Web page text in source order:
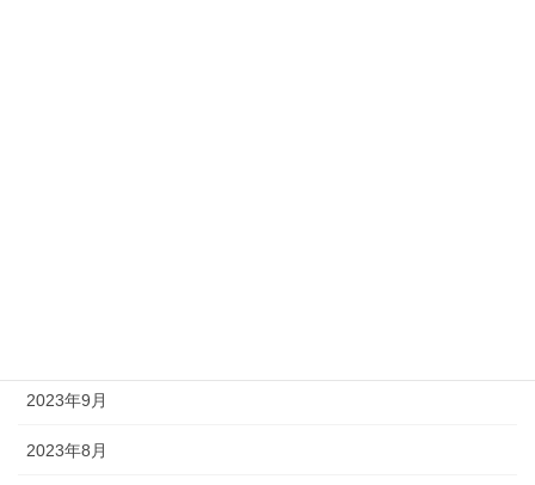
2023年9月
2023年8月